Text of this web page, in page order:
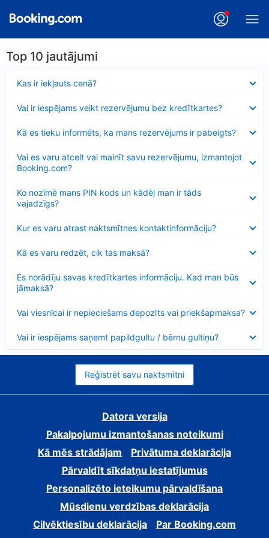
Top 10 jautājumi
Kas ir iekļauts cenā?
Vai ir iespējams veikt rezervējumu bez kredītkartes?
Kā es tieku informēts, ka mans rezervējums ir pabeigts?
Vai es varu atcelt vai mainīt savu rezervējumu, izmantojot
Booking.com?
Ko nozīmē mans PIN kods un kādēļ man ir tāds
vajadzīgs?
Kur es varu atrast naktsmītnes kontaktinformāciju?
Kā es varu redzēt, cik tas maksā?
Es norādīju savas kredītkartes informāciju. Kad man būs
jāmaksā?
Vai viesnīcai ir nepieciešams depozīts vai priekšapmaksa?
Vai ir iespējams saņemt papildgultu / bērnu gultiņu?
Reģistrēt savu naktsmītni
Datora versija
Pakalpojumu izmantošanas noteikumi
Kā mēs strādājam
Privātuma deklarācija
Pārvaldīt sīkdatņu iestatījumus
Personalizēto ieteikumu pārvaldīšana
Mūsdienu verdzības deklarācija
Cilvēktiesību deklarācija
Par Booking.com